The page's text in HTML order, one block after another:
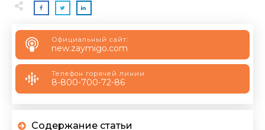
Официальный сайт:
new.zaymigo.com
Телефон горячей линии
8-800-700-72-86
Содержание статьи